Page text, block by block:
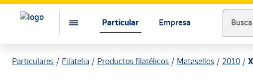
Particular Empresa
Particulares Filatelia Productos filatélicos Matasellos 2010